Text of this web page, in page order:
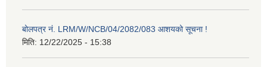
बोलपत्र नं. LRM/W/NCB/04/2082/083 आशयको सूचना !
मिति: 12/22/2025 - 15:38